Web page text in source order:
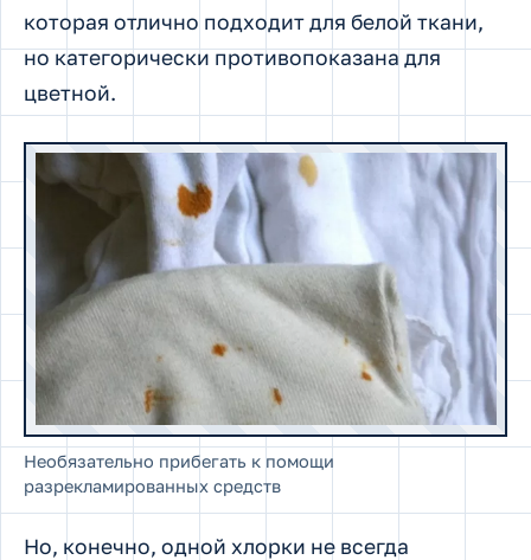
которая отлично подходит для белой ткани,
но категорически противопоказана для
цветной.
Необязательно прибегать к помощи
разрекламированных средств
Но, конечно, одной хлорки не всегда